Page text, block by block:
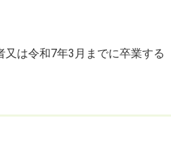
又は令和7年3月までに卒業する